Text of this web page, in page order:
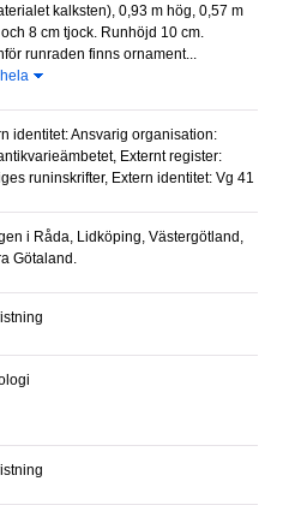
kalksten), 0,93 m hög, 0,57 m
8 cm tjock. Runhöjd 10 cm.
runraden finns ornament...
Externt register:
runinskrifter, Extern identitet: Vg 41
Götaland.